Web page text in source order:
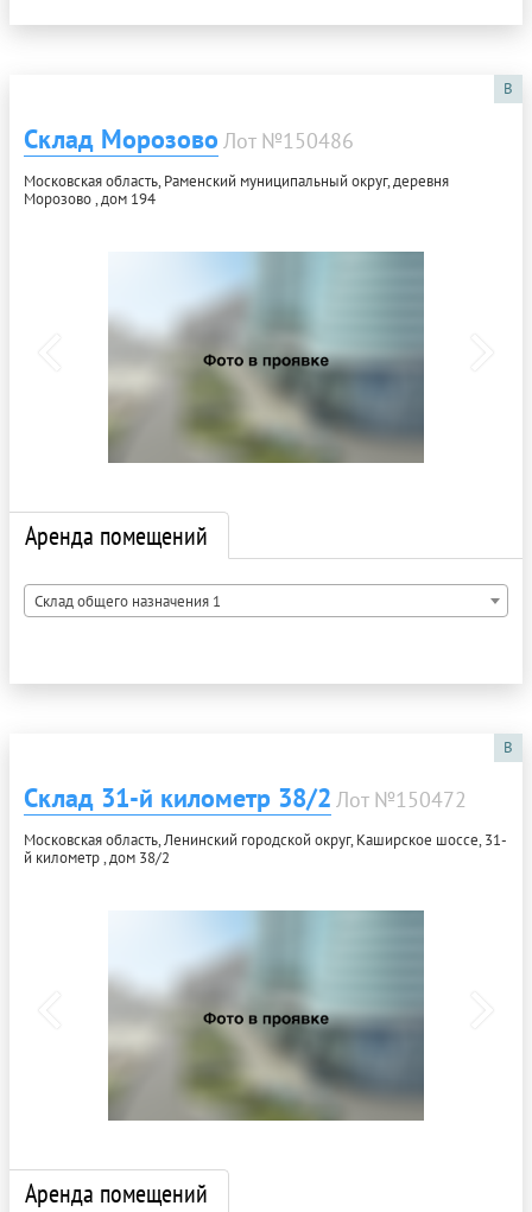
B
Склад Морозово Лот №150486
Московская область, Раменский муниципальный округ, деревня
Морозово , дом 194
Аренда помещений
Склад общего назначения 1
B
Склад 31-й километр 38/2 Лот №150472
Московская область, Ленинский городской округ, Каширское шоссе, 31-
й километр , дом 38/2
Аренда помещений